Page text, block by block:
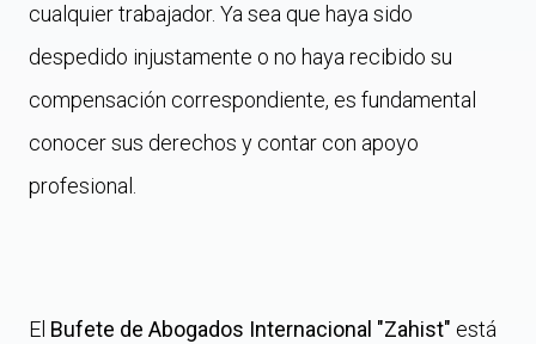
cualquier trabajador. Ya sea que haya sido
despedido injustamente o no haya recibido su
compensación correspondiente, es fundamental
conocer sus derechos y contar con apoyo
profesional.
El Bufete de Abogados Internacional "Zahist" está